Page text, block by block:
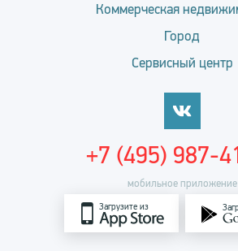
Коммерческая
Город
Сервисный центр
мобильное приложение
Загрузите из
+7 (495) 987-